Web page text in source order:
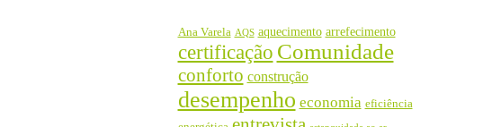
Ana Varela AQS aquecimento arrefecimento
certificação Comunidade
conforto construção
desempenho economia eficiência